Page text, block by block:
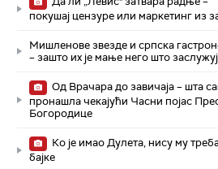
покушај цензуре или маркетинг из
Мишленове звезде и српска
– зашто их је мање него што
Од Врачара до завичаја – шта
пронашла чекајући Часни појас
Богородице
Ко је имао Дулета, нису му
бајке